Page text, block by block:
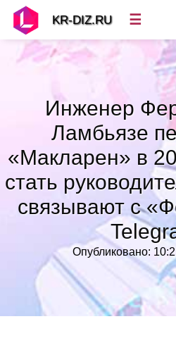
Инженер
Ламбьязе
«Макларен» в
стать
связывают с
Опубликовано:
KR-DIZ.RU ☰
Новости
Топ новостей»
Рубрики »
»